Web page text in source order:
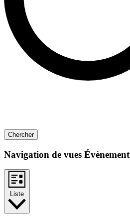
Chercher
Navigation de vues Évènement
Liste